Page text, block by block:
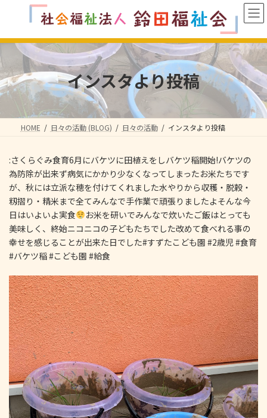
ン
へ
ス
キ
ー
ョ
ン
に
インスタより投稿
HOME 日々の活動 (BLOG) 日々の活動 インスタより投稿
:さくらぐみ食育6月にバケツに田植えをしバケツ稲開始!バケツの
為防除が出来ず病気にかかり少なくなってしまったお米たちです
が、秋には立派な穂を付けてくれました水やりから収穫・脱穀・
籾摺り・精米まで全てみんなで手作業で頑張りましたよそんな今
日はいよいよ実食
お米を研いでみんなで炊いたご飯はとっても
美味しく、終始ニコニコの子どもたちでした改めて食べれる事の
幸せを感じることが出来た日でした#すずたこども園 #2歳児 #食育
#バケツ稲 #こども園 #給食